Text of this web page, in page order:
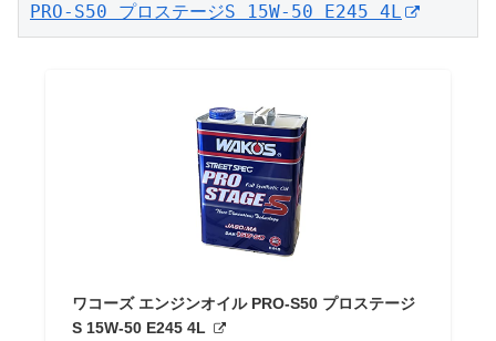
PRO-S50 プロステージS 15W-50 E245 4L
ワコーズ エンジンオイル PRO-S50 プロステージ
S 15W-50 E245 4L